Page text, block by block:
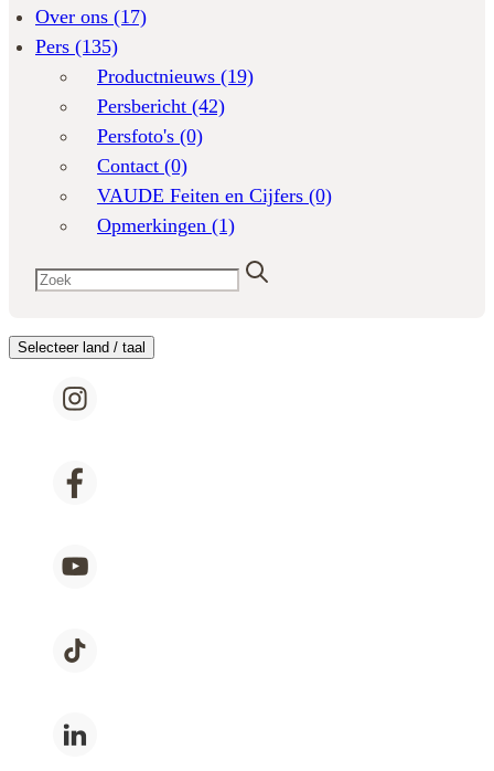
Over ons (17)
Pers (135)
Productnieuws (19)
Persbericht (42)
Persfoto's (0)
Contact (0)
VAUDE Feiten en Cijfers (0)
Opmerkingen (1)
Selecteer land / taal